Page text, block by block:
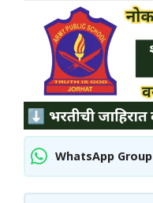
WhatsApp Group